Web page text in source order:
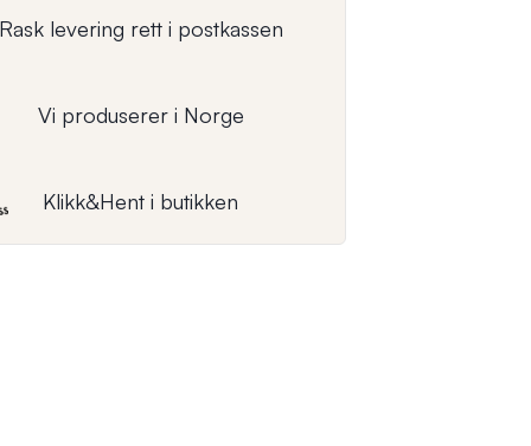
Rask levering rett i postkassen
Vi produserer i Norge
Klikk&Hent i butikken